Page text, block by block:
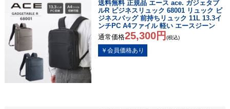
送料無料 正規品 エース ace. ガジェタブ
ルR ビジネスリュック 68001 リュック ビ
ジネスバッグ 前持ちリュック 11L 13.3イ
ンチPC A4ファイル 軽い エースジーン
通常価格25,300円 (税込)